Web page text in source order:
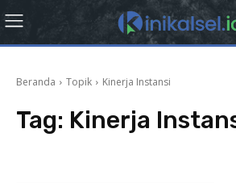
Beranda Topik Kinerja Instansi
Tag: Kinerja